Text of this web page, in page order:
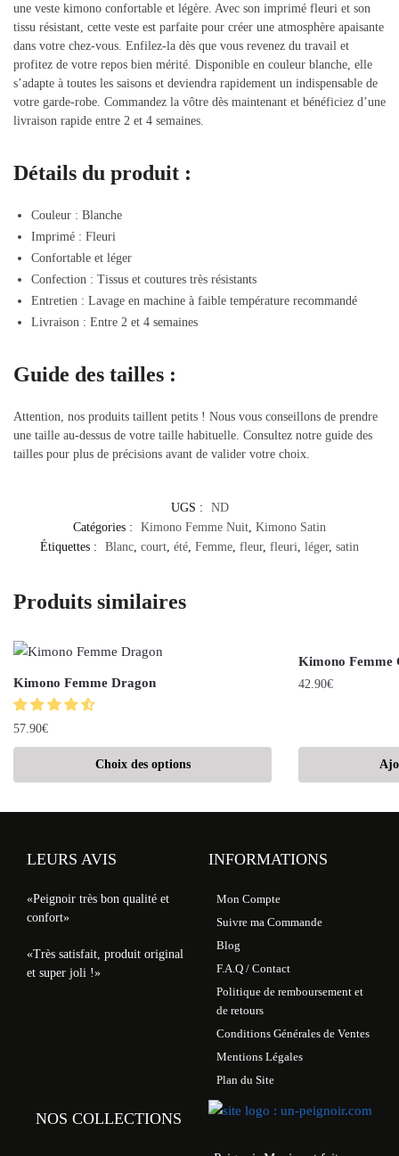
une veste kimono confortable et légère. Avec son imprimé fleuri et son
tissu résistant, cette veste est parfaite pour créer une atmosphère apaisante
dans votre chez-vous. Enfilez-la dès que vous revenez du travail et
profitez de votre repos bien mérité. Disponible en couleur blanche, elle
s’adapte à toutes les saisons et deviendra rapidement un indispensable de
votre garde-robe. Commandez la vôtre dès maintenant et bénéficiez d’une
livraison rapide entre 2 et 4 semaines.
Détails du produit :
Couleur : Blanche
Imprimé : Fleuri
Confortable et léger
Confection : Tissus et coutures très résistants
Entretien : Lavage en machine à faible température recommandé
Livraison : Entre 2 et 4 semaines
Guide des tailles :
Attention, nos produits taillent petits ! Nous vous conseillons de prendre
une taille au-dessus de votre taille habituelle. Consultez notre guide des
tailles pour plus de précisions avant de valider votre choix.
UGS :
ND
Catégories :
Kimono Femme Nuit, Kimono Satin
Étiquettes :
Blanc, court, été, Femme, fleur, fleuri, léger, satin
Produits similaires
Kimono Femme Dragon
57.90€
Choix des options
Kimono Femme
42.90€
LEURS AVIS
«Peignoir très bon qualité et
confort»
«Très satisfait, produit original
et super joli !»
INFORMATIONS
Mon Compte
Suivre ma Commande
Blog
F.A.Q / Contact
Politique de remboursement et
de retours
Conditions Générales de Ventes
Mentions Légales
Plan du Site
NOS COLLECTIONS